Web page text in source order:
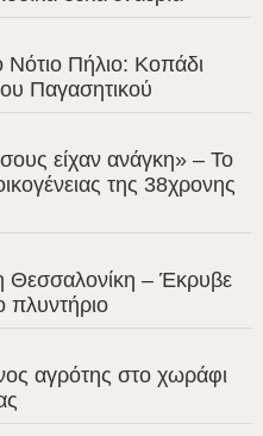
Νότιο Πήλιο: Κοπάδι
Παγασητικού
είχαν ανάγκη» – Το
της 38χρονης
Θεσσαλονίκη – Έκρυβε
πλυντήριο
αγρότης στο χωράφι